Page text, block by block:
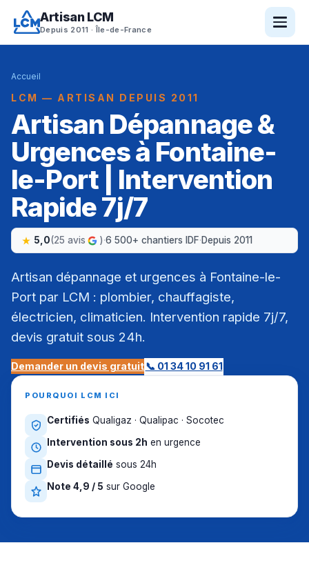
Artisan LCM
Depuis 2011 · Île-de-France
Accueil
LCM — ARTISAN DEPUIS 2011
Artisan Dépannage &
Urgences à Fontaine-
le-Port | Intervention
Rapide 7j/7
5,0(25 avis )·6 500+ chantiers IDF·Depuis 2011
Artisan dépannage et urgences à Fontaine-le-
Port par LCM : plombier, chauffagiste,
électricien, climaticien. Intervention rapide 7j/7,
devis gratuit sous 24h.
Demander un devis gratuit📞 01 34 10 91 61
POURQUOI LCM ICI
Certifiés Qualigaz · Qualipac · Socotec
Intervention sous 2h en urgence
Devis détaillé sous 24h
Note 4,9 / 5 sur Google